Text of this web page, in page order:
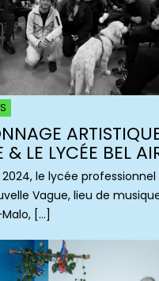
& LE LYCÉE BEL
le lycée professionnel
Vague, lieu de
[…]